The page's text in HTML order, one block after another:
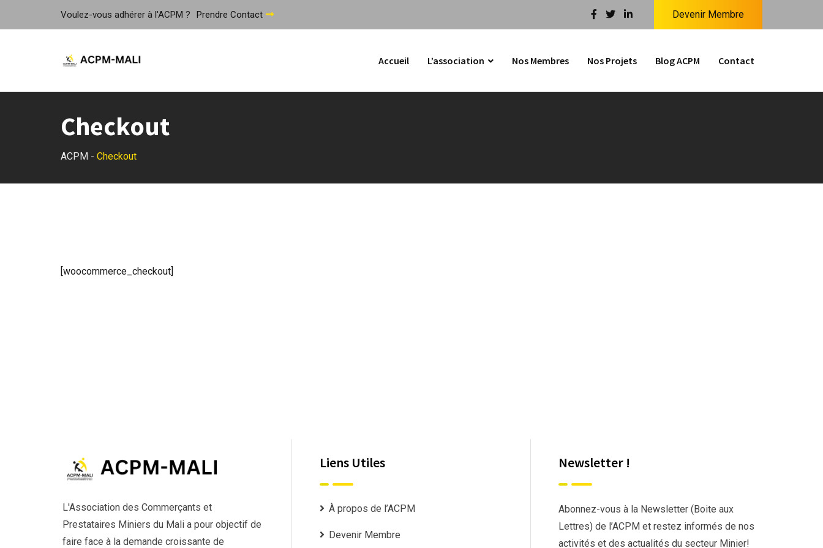
Voulez-vous adhérer à l'ACPM ? Prendre Contact Devenir Membre
Accueil L’association Nos Membres Nos Projets Blog ACPM Contact
Checkout
ACPM - Checkout
[woocommerce_checkout]
L'Association des Commerçants et
Prestataires Miniers du Mali a pour objectif de
faire face à la demande croissante de
Liens Utiles
À propos de l’ACPM
Devenir Membre
Newsletter !
Abonnez-vous à la Newsletter (Boite aux
Lettres) de l’ACPM et restez informés de nos
activités et des actualités du secteur Minier!